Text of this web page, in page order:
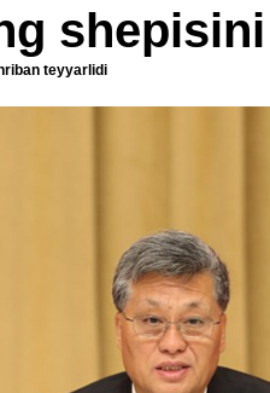
teyyarlidi